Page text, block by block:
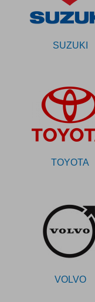
SUZUKI
TOYOTA
VOLVO